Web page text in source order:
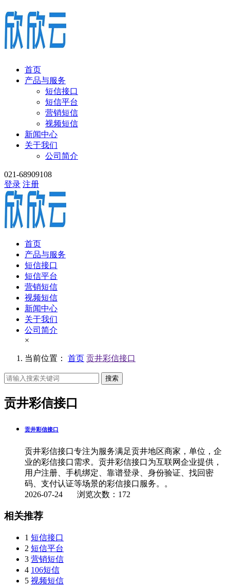
首页
产品与服务
短信接口
短信平台
营销短信
视频短信
新闻中心
关于我们
公司简介
021-68909108
登录 注册
首页
产品与服务
短信接口
短信平台
营销短信
视频短信
新闻中心
关于我们
公司简介
×
当前位置： 首页 贡井彩信接口
搜索
贡井彩信接口
贡井彩信接口
贡井彩信接口专注为服务满足贡井地区商家，单位，企
业的彩信接口需求。贡井彩信接口为互联网企业提供，
用户注册、手机绑定、靠谱登录、身份验证、找回密
码、支付认证等场景的彩信接口服务。。
2026-07-24 浏览次数：172
相关推荐
1 短信接口
2 短信平台
3 营销短信
4 106短信
5 视频短信